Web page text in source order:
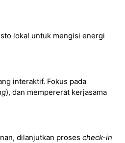
lokal untuk mengisi energi
interaktif. Fokus pada
), dan mempererat kerjasama
dilanjutkan proses check-in